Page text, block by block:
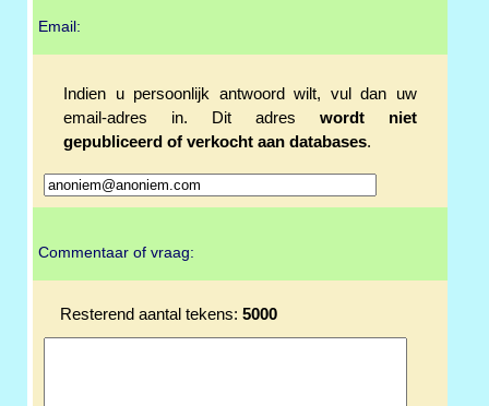
Email:
Indien u persoonlijk antwoord wilt, vul dan uw
email-adres in. Dit adres wordt niet
gepubliceerd of verkocht aan databases.
Commentaar of vraag:
Resterend aantal tekens: 5000